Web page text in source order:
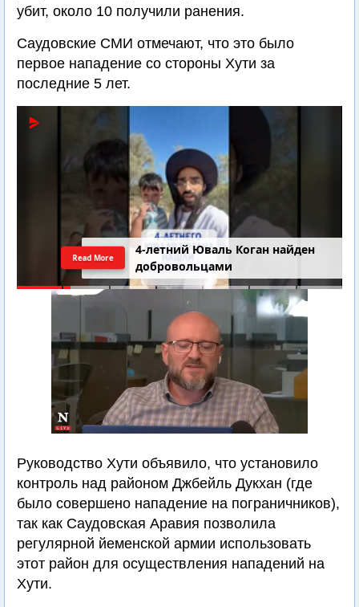
убит, около 10 получили ранения.
Саудовские СМИ отмечают, что это было
первое нападение со стороны Хути за
последние 5 лет.
4-летний Юваль Коган найден
добровольцами
Read More
Руководство Хути объявило, что установило
контроль над районом Джбейль Дукхан (где
было совершено нападение на пограничников),
так как Саудовская Аравия позволила
регулярной йеменской армии использовать
этот район для осуществления нападений на
Хути.